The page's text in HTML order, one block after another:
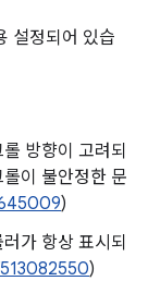
설정되어 있습
방향이 고려되
이 불안정한 문
)
가 항상 표시되
)